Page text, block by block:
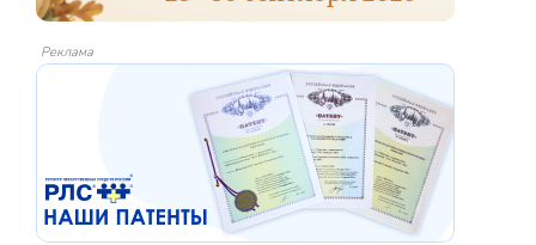
Реклама